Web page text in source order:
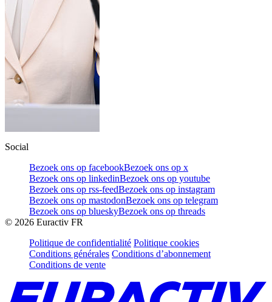
Social
Bezoek ons op facebookBezoek ons op x
Bezoek ons op linkedinBezoek ons op youtube
Bezoek ons op rss-feedBezoek ons op instagram
Bezoek ons op mastodonBezoek ons op telegram
Bezoek ons op blueskyBezoek ons op threads
© 2026 Euractiv FR
Politique de confidentialité Politique cookies
Conditions générales Conditions d’abonnement
Conditions de vente